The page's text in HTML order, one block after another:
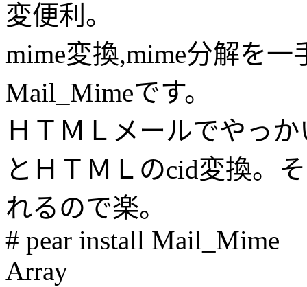
変便利。
mime変換,mime分解を
Mail_Mimeです。
ＨＴＭＬメールでやっ
とＨＴＭＬのcid変換。
れるので楽。
# pear install Mail_Mime
Array